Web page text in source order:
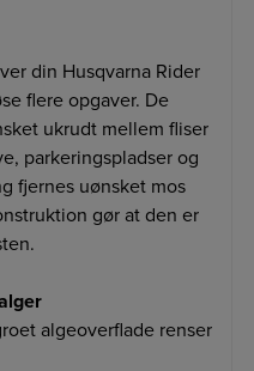
din Husqvarna Rider
flere opgaver. De
ukrudt mellem fliser
parkeringspladser og
fjernes uønsket mos
gør at den er
algeoverflade renser